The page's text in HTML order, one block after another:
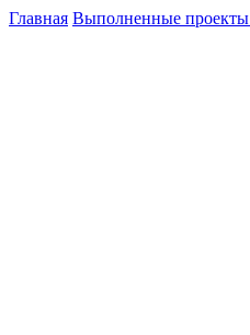
Главная Выполненные проекты